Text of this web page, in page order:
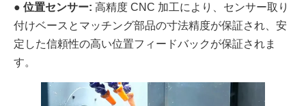
● 位置センサー: 高精度 CNC 加工により、センサー取り
付けベースとマッチング部品の寸法精度が保証され、安
定した信頼性の高い位置フィードバックが保証されま
す。